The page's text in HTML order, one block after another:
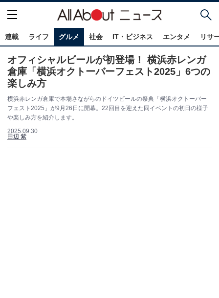
連載 ライフ グルメ 社会 IT・ビジネス エンタメ リサ
オフィシャルビールが初登場！ 横浜赤レンガ
倉庫「横浜オクトーバーフェスト2025」6つの
楽しみ方
横浜赤レンガ倉庫で本場さながらのドイツビールの祭典「横浜オクトーバー
フェスト2025」が9月26日に開幕。22回目を迎えた同イベントの初日の様子
や楽しみ方を紹介します。
2025.09.30
田辺 紫